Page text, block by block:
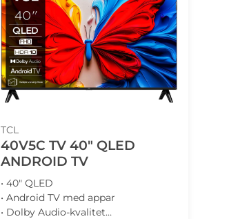
TCL
40V5C TV 40" QLED
ANDROID TV
• 40" QLED
• Android TV med appar
• Dolby Audio-kvalitet